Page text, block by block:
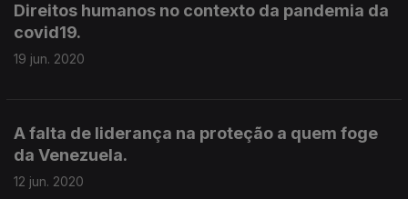
Direitos humanos no contexto da pandemia da
covid19.
19 jun. 2020
A falta de liderança na proteção a quem foge
da Venezuela.
12 jun. 2020